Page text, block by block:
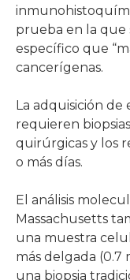
prueba en la
específico que
cancerígenas.
La adquisición de
requieren
quirúrgicas y los
o más días.
El análisis
Massachusetts
una muestra
más delgada
una biopsia